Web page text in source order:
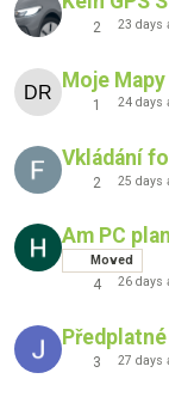
2 23 days
Moje
1 24 days
Vkládání
2 25 days
Am PC
Moved
4 26 days
3 27 days